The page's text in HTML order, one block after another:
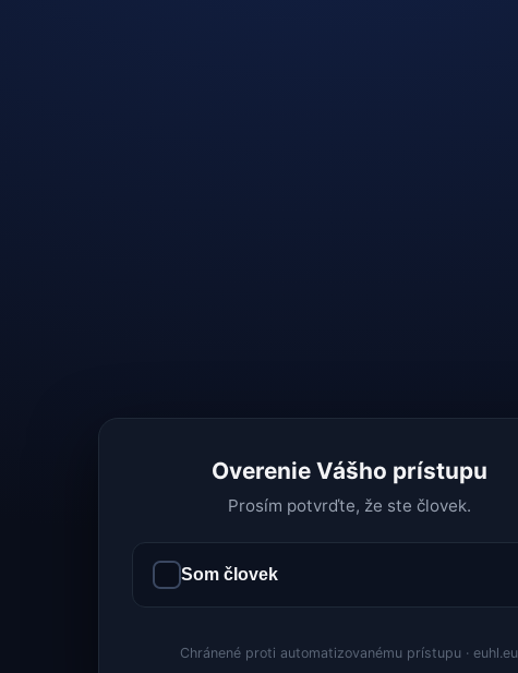
Overenie Vášho prístupu
Prosím potvrďte, že ste človek.
Som človek
Chránené proti automatizovanému prístupu · euhl.eu